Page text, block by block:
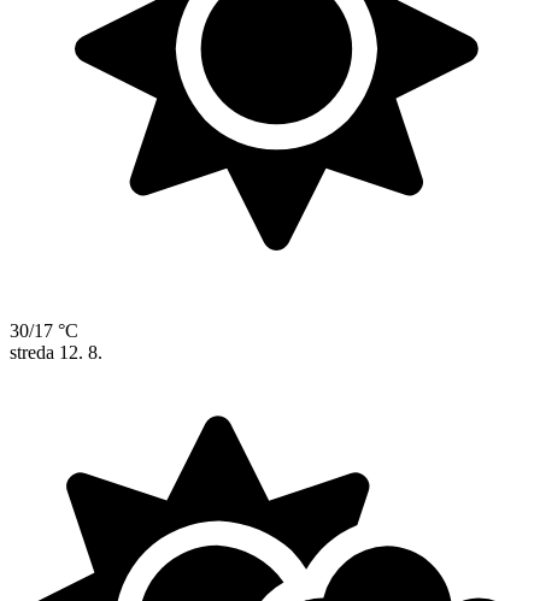
30/17 °C
streda 12. 8.